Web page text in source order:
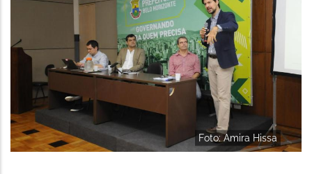
Foto: Amira Hissa